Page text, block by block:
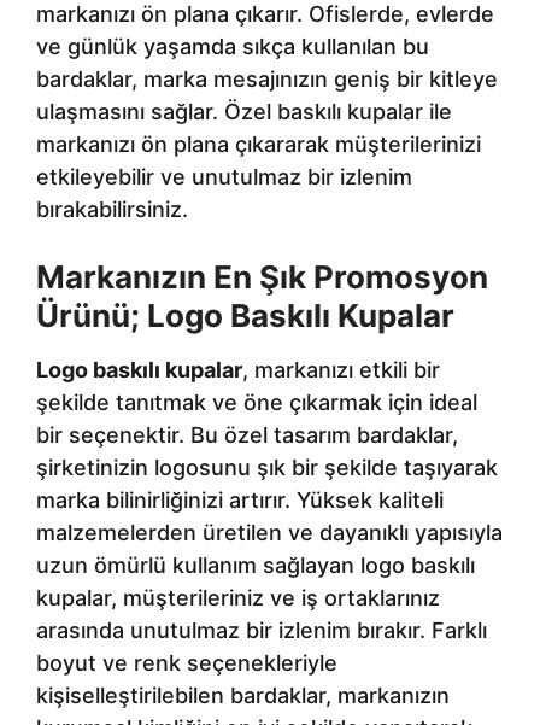
markanızı ön plana çıkarır. Ofislerde, evlerde
ve günlük yaşamda sıkça kullanılan bu
bardaklar, marka mesajınızın geniş bir kitleye
ulaşmasını sağlar. Özel baskılı kupalar ile
markanızı ön plana çıkararak müşterilerinizi
etkileyebilir ve unutulmaz bir izlenim
bırakabilirsiniz.
Markanızın En Şık Promosyon
Ürünü; Logo Baskılı Kupalar
Logo baskılı kupalar, markanızı etkili bir
şekilde tanıtmak ve öne çıkarmak için ideal
bir seçenektir. Bu özel tasarım bardaklar,
şirketinizin logosunu şık bir şekilde taşıyarak
marka bilinirliğinizi artırır. Yüksek kaliteli
malzemelerden üretilen ve dayanıklı yapısıyla
uzun ömürlü kullanım sağlayan logo baskılı
kupalar, müşterileriniz ve iş ortaklarınız
arasında unutulmaz bir izlenim bırakır. Farklı
boyut ve renk seçenekleriyle
kişiselleştirilebilen bardaklar, markanızın